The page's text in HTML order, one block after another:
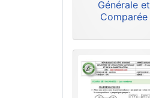
Générale et
Comparée